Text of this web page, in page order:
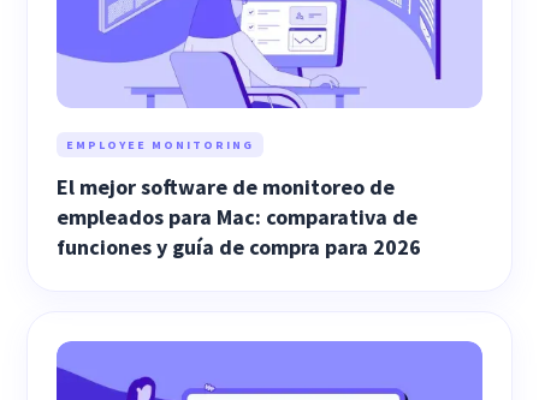
EMPLOYEE MONITORING
El mejor software de monitoreo de
empleados para Mac: comparativa de
funciones y guía de compra para 2026